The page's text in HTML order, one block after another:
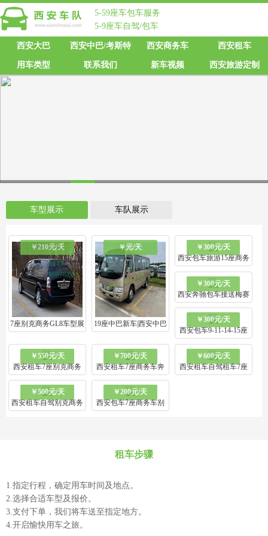
5-59座车包车服务
5-9座车自驾/包车
西安大巴 西安中巴/考斯特 西安商务车 西安租车
用车类型 联系我们 新车视频 西安旅游定制
车型展示 车队展示
￥210元/天
7座别克商务GL8车型展
包车|西安七座包车|西安
包车|西安包车7座商务|
西安旅游车队|西安我要
包车
￥元/天
19座中巴新车|西安中巴
租一天多钱
￥300元/天
西安包车旅游15座商务
车新车商务接待通勤班
车西安旅游商务
￥300元/天
西安奔驰包车接送梅赛
德斯奔驰E车辆,奔驰V
级车辆,奔驰S级车
￥300元/天
西安包车9-11-14-15座
商务车西安包车一日游
西安包车网包车游
￥550元/天
西安租车7座别克商务
电动门西安旅游租车自
驾游汽车租赁网
￥700元/天
西安租车7座商务车奔
驰威霆商务西安租车自
驾价格西安租车
￥600元/天
西安租车自驾租车7座
￥500元/天
西安租车自驾别克商务
￥200元/天
西安包车7座商务车别
租车步骤
1.指定行程，确定用车时间及地点。
2.选择合适车型及报价。
3.支付下单，我们将车送至指定地方。
4.开启愉快用车之旅。